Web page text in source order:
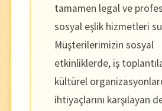
tamamen legal ve
sosyal eşlik hizmetleri
Müşterilerimizin sosyal
etkinliklerde, iş
kültürel
ihtiyaçlarını karşılayan